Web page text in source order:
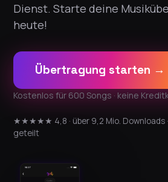
Dienst. Starte deine
heute!
Übertragung starten →
Kostenlos für 600 Songs · keine
★★★★★ 4,8 · über 9,2 Mio. Downloads
geteilt